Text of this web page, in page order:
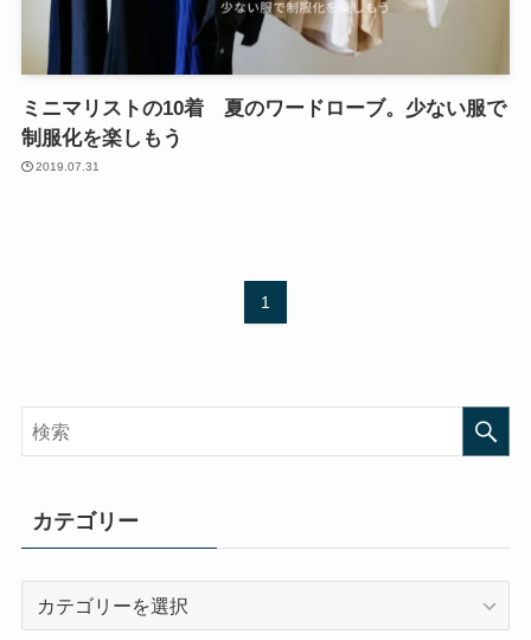
ミニマリストの10着 夏のワードローブ。少ない服で
制服化を楽しもう
2019.07.31
1
カテゴリー